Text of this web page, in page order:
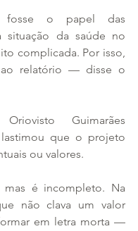
o papel das
situação da saúde no
complicada. Por isso,
ao relatório — disse o
Guimarães
lastimou que o projeto
ou valores.
é incompleto. Na
não clava um valor
em letra morta —